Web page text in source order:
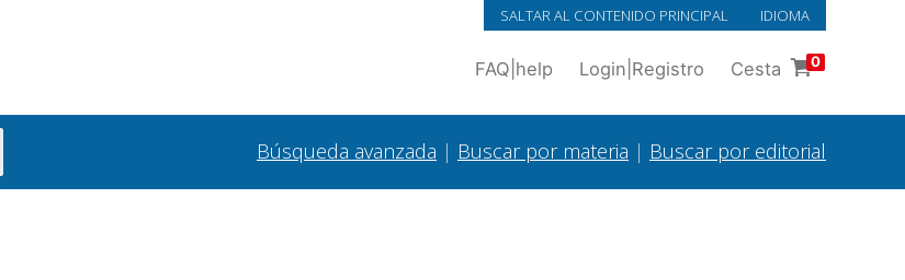
SALTAR AL CONTENIDO PRINCIPAL IDIOMA
FAQ help Login Registro Cesta 0
Búsqueda avanzada | Buscar por materia | Buscar por editorial